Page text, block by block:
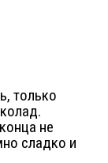
только
не
сладко и